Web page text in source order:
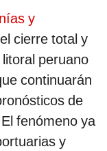
y
cierre total y
peruano
continuarán
de
fenómeno ya
y